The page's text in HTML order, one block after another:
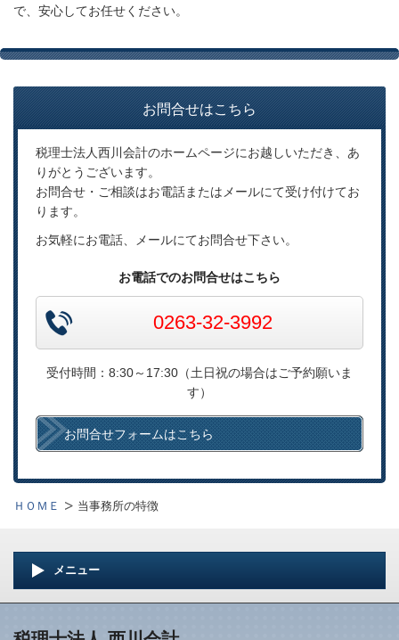
で、安心してお任せください。
お問合せはこちら
税理士法人西川会計のホームページにお越しいただき、あ
りがとうございます。
お問合せ・ご相談はお電話またはメールにて受け付けてお
ります。
お気軽にお電話、メールにてお問合せ下さい。
お電話でのお問合せはこちら
0263-32-3992
受付時間：8:30～17:30（土日祝の場合はご予約願いま
す）
お問合せフォームはこちら
ＨＯＭＥ 当事務所の特徴
メニュー